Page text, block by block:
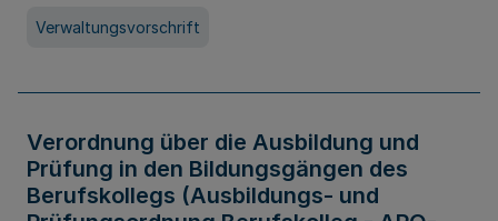
Verwaltungsvorschrift
Verordnung über die Ausbildung und
Prüfung in den Bildungsgängen des
Berufskollegs (Ausbildungs- und